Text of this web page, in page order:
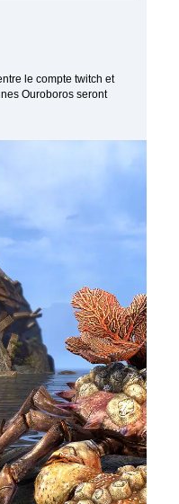
le compte twitch et
Ouroboros seront